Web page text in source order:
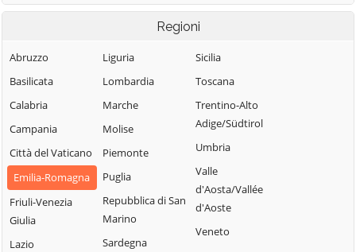
Regioni
Abruzzo
Basilicata
Calabria
Campania
Città del Vaticano
Emilia-Romagna
Friuli-Venezia
Giulia
Lazio
Liguria
Lombardia
Marche
Molise
Piemonte
Puglia
Repubblica di San
Marino
Sardegna
Sicilia
Toscana
Trentino-Alto
Adige/Südtirol
Umbria
Valle
d'Aosta/Vallée
d'Aoste
Veneto